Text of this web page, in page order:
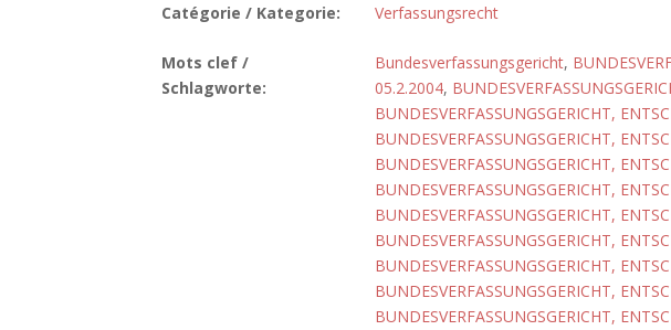
Catégorie / Kategorie: Verfassungsrecht
Mots clef /
Schlagworte:
Bundesverfassungsgericht,
05.2.2004,
BUNDESVERFASSUNGSGERICHT,
BUNDESVERFASSUNGSGERICHT,
BUNDESVERFASSUNGSGERICHT,
BUNDESVERFASSUNGSGERICHT,
BUNDESVERFASSUNGSGERICHT,
BUNDESVERFASSUNGSGERICHT,
BUNDESVERFASSUNGSGERICHT,
BUNDESVERFASSUNGSGERICHT,
BUNDESVERFASSUNGSGERICHT,